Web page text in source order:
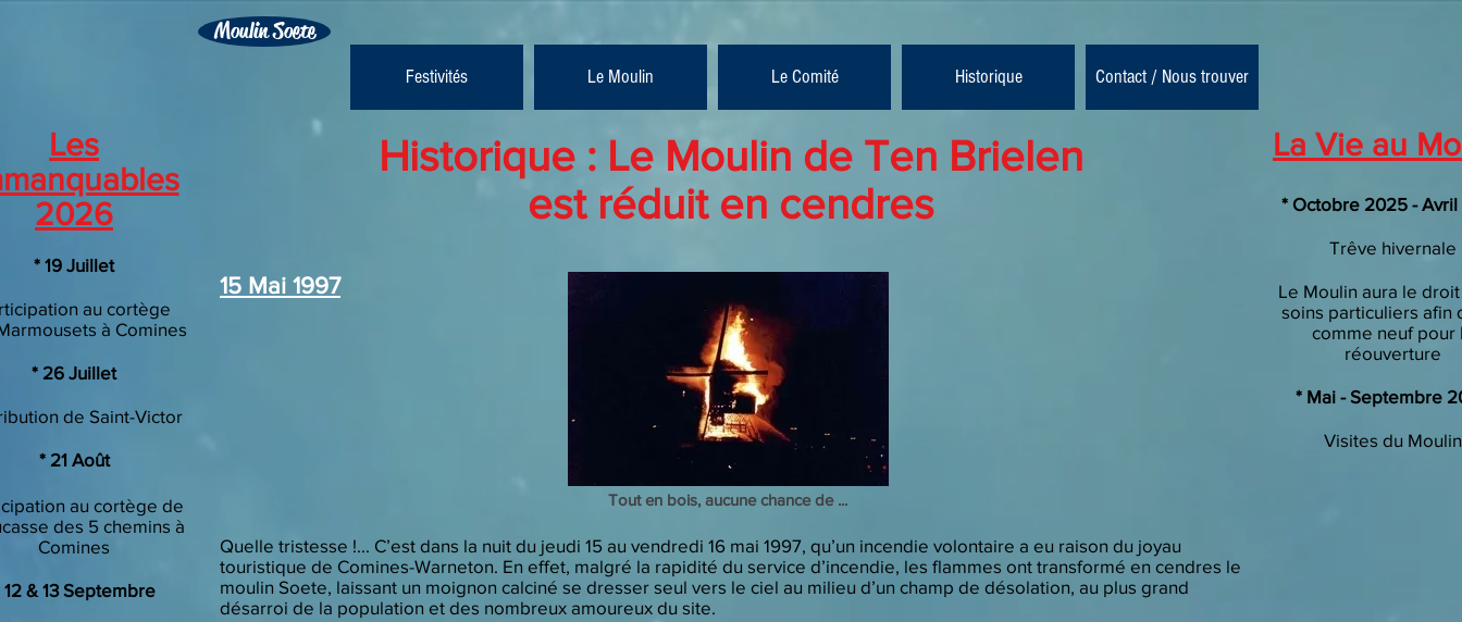
Moulin Soete
Festivités Le Moulin Le Comité Historique Contact / Nous trouver
Historique : Le Moulin de Ten Brielen
est réduit en cendres
15 Mai 1997
Tout en bois, aucune chance de ...
​Quelle tristesse !... C’est dans la nuit du jeudi 15 au vendredi 16 mai 1997, qu’un incendie volontaire a eu raison du joyau
touristique de Comines-Warneton. En effet, malgré la rapidité du service d’incendie, les flammes ont transformé en cendres le
moulin Soete, laissant un moignon calciné se dresser seul vers le ciel au milieu d’un champ de désolation, au plus grand
désarroi de la population et des nombreux amoureux du site.
Les
2026
​* 19 Juillet
au cortège
à Comines
​* 26 Juillet
de Saint-Victor
* 21 Août
au cortège de
des 5 chemins à
Comines
12 & 13 Septembre
La Vie au
* Octobre 2025 -
Trêve hivernale
Le Moulin aura le
soins particuliers afin
comme neuf pour
réouverture
* Mai - Septembre
Visites du Moulin